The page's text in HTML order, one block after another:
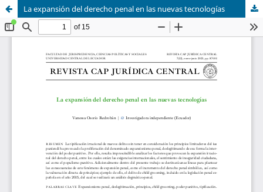
La expansión del derecho penal en las nuevas tecnologías